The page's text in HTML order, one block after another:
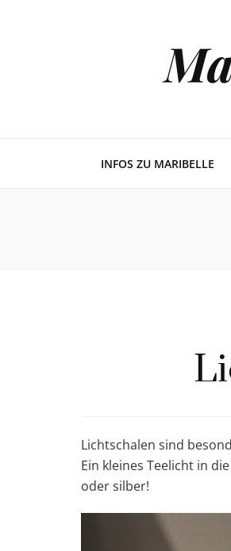
INFOS ZU MARIBELLE
Lichtschalen sind
Ein kleines Teelicht in
oder silber!